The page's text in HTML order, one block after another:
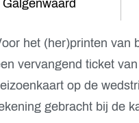
Galgenwaard
het (her)printen van
vervangend ticket
op de
gebracht bij de